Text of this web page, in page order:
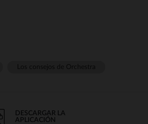
DESCARGAR LA
APLICACIÓN